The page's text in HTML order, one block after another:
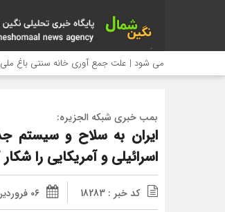
می شود | علت جمع آوری خانه سنتی باغ ملی لاهیجان
بمب خبری شبکه الجزیره:
ایران به سلاح و سیستم
اسرائیلی و آمریکایی را شکار
کد خبر : 18283 ۰۶ فروردین ۱۴۰۵ - ۹:۴۴